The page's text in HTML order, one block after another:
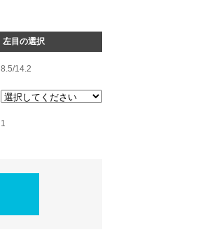
左目の選択
8.5/14.2
1